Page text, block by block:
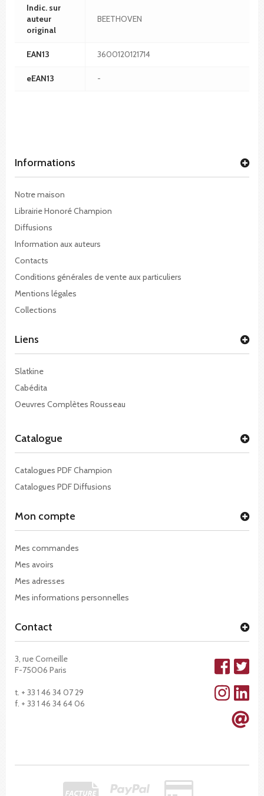
Indic. sur
auteur
original
BEETHOVEN
EAN13 3600120121714
eEAN13 -
Informations
Notre maison
Librairie Honoré Champion
Diffusions
Information aux auteurs
Contacts
Conditions générales de vente aux particuliers
Mentions légales
Collections
Liens
Slatkine
Cabédita
Oeuvres Complètes Rousseau
Catalogue
Catalogues PDF Champion
Catalogues PDF Diffusions
Mon compte
Mes commandes
Mes avoirs
Mes adresses
Mes informations personnelles
Contact
3, rue Corneille
F-75006 Paris
t. + 33 1 46 34 07 29
f. + 33 1 46 34 64 06